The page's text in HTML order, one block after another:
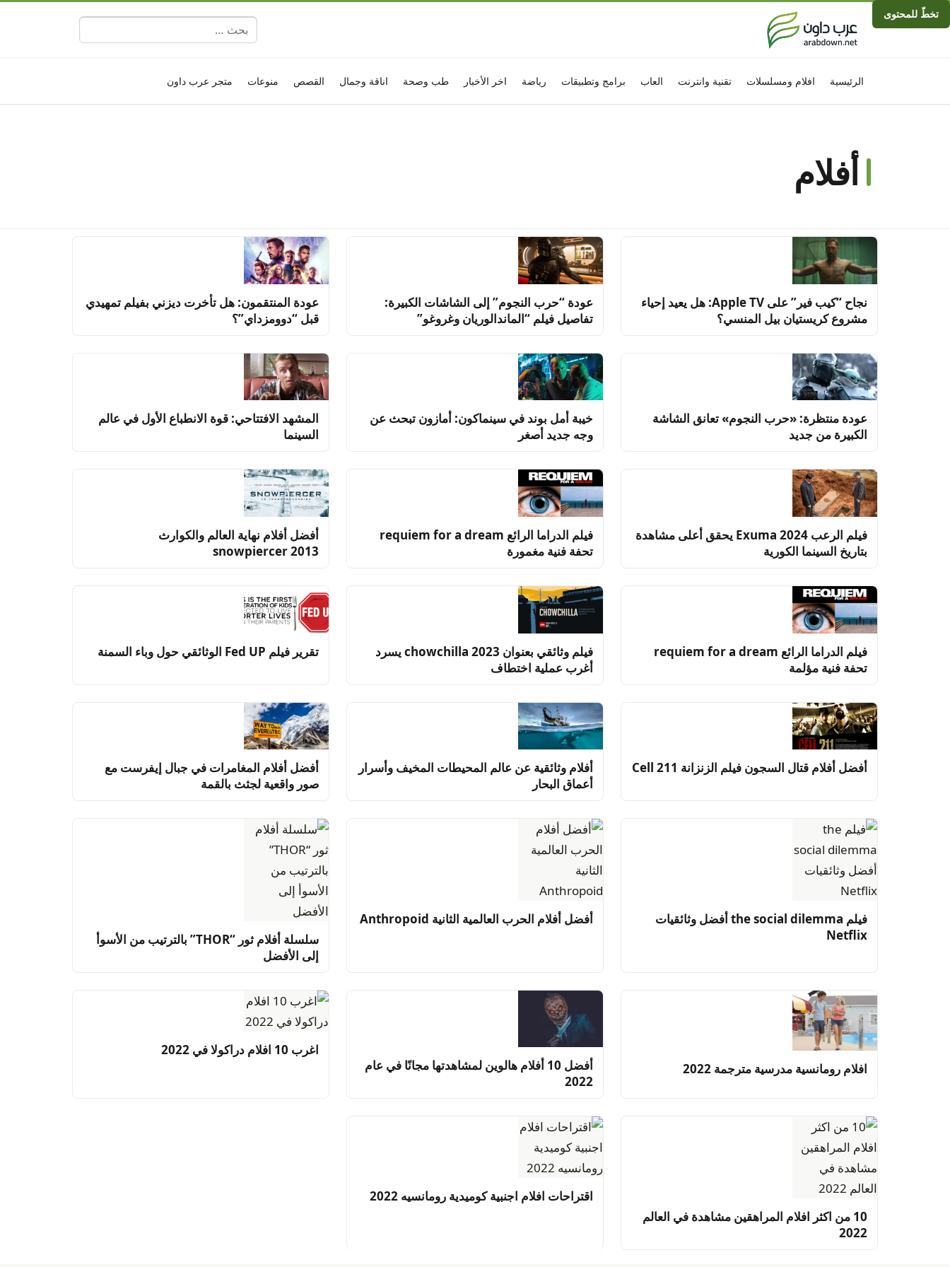
تخطّ للمحتوى
البحث عن:
الرئيسية افلام ومسلسلات تقنية وانترنت العاب برامج وتطبيقات رياضة اخر الأخبار طب وصحة اناقة وجمال القصص منوعات متجر عرب داون
أفلام
نجاح “كيب فير” على Apple TV: هل يعيد إحياء
مشروع كريستيان بيل المنسي؟
عودة “حرب النجوم” إلى الشاشات الكبيرة:
تفاصيل فيلم “الماندالوريان وغروغو”
عودة المنتقمون: هل تأخرت ديزني بفيلم تمهيدي
قبل “دوومزداي”؟
عودة منتظرة: «حرب النجوم» تعانق الشاشة
الكبيرة من جديد
خيبة أمل بوند في سينماكون: أمازون تبحث عن
وجه جديد أصغر
المشهد الافتتاحي: قوة الانطباع الأول في عالم
السينما
فيلم الرعب Exuma 2024 يحقق أعلى مشاهدة
بتاريخ السينما الكورية
فيلم الدراما الرائع requiem for a dream
تحفة فنية مغمورة
أفضل أفلام نهاية العالم والكوارث
snowpiercer 2013
فيلم الدراما الرائع requiem for a dream
تحفة فنية مؤلمة
فيلم وثائقي بعنوان chowchilla 2023 يسرد
أغرب عملية اختطاف
تقرير فيلم Fed UP الوثائقي حول وباء السمنة
أفضل أفلام قتال السجون فيلم الزنزانة Cell 211
أفلام وثائقية عن عالم المحيطات المخيف وأسرار
أعماق البحار
أفضل أفلام المغامرات في جبال إيفرست مع
صور واقعية لجثث بالقمة
فيلم the social dilemma أفضل وثائقيات
Netflix
أفضل أفلام الحرب العالمية الثانية Anthropoid
سلسلة أفلام ثور “THOR” بالترتيب من الأسوأ
إلى الأفضل
افلام رومانسية مدرسية مترجمة 2022
أفضل 10 أفلام هالوين لمشاهدتها مجانًا في عام
2022
اغرب 10 افلام دراكولا في 2022
10 من اكثر افلام المراهقين مشاهدة في العالم
2022
اقتراحات افلام اجنبية كوميدية رومانسيه 2022